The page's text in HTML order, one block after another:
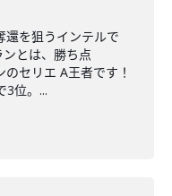
還を狙うインテルで
ランとは、勝ち点
セリエ A王者です！
3位。...